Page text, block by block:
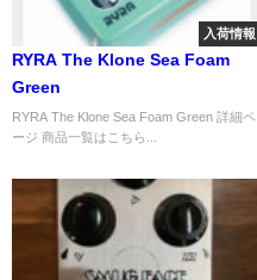
入荷情報
RYRA The Klone Sea Foam
Green
RYRA The Klone Sea Foam Green 詳細ペ
ージ 商品一覧はこちら...